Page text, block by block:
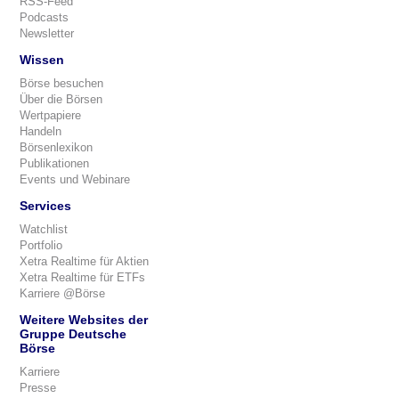
Podcasts
Newsletter
Wissen
Börse besuchen
Über die Börsen
Wertpapiere
Handeln
Börsenlexikon
Publikationen
Events und Webinare
Services
Watchlist
Portfolio
Xetra Realtime für Aktien
Xetra Realtime für ETFs
Karriere @Börse
Weitere Websites der
Gruppe Deutsche
Börse
Karriere
Presse